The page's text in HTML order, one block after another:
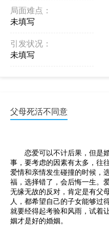
局面难点：
未填写
引发状况：
未填写
父母死活不同意
恋爱可以不计后果，但是婚
事，要考虑的因素有太多，往
爱情和亲情发生碰撞的时候，
福，选择错了，会后悔一生。
无缘无故的反对，肯定是有父
人，都希望自己的子女能够过
就要经得起考验和风雨，试着
姻才是好的婚姻。